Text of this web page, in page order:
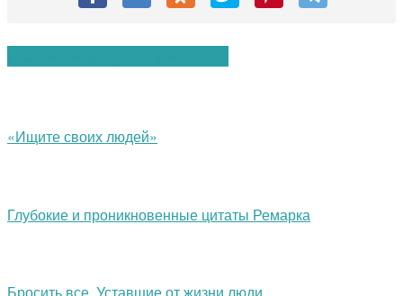
«Ищите своих людей»
Глубокие и проникновенные цитаты Ремарка